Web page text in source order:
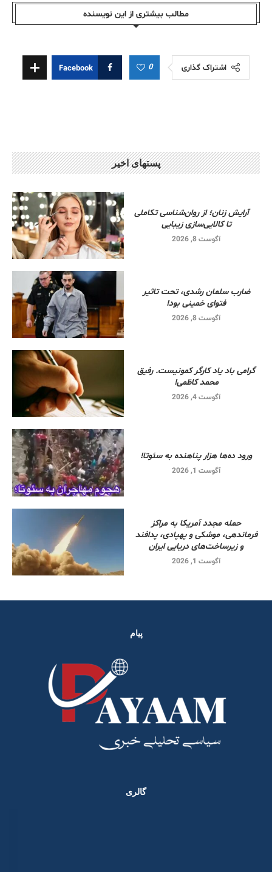
مطالب بیشتری از این نویسندە
اشتراک گذاری 0
Facebook
پستهای اخیر
آرایش زنان؛ از روان‌شناسی تکاملی
تا کالایی‌سازی زیبایی
آگوست 8, 2026
ضارب سلمان رشدی، تحت تاثیر
فتوای خمینی بود!
آگوست 8, 2026
گرامی باد یاد کارگر کمونیست. رفیق
محمد کاظمی!
آگوست 4, 2026
ورود ده‌ها هزار پناهنده به سئوتا!
آگوست 1, 2026
حمله مجدد آمریکا به مراکز
فرماندهی، موشکی و پهپادی، پدافند
و زیرساخت‌های دریایی ایران
آگوست 1, 2026
پیام
گالری